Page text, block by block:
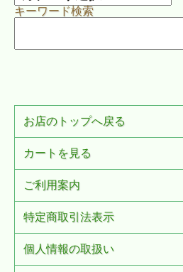
キーワード検索
お店のトップへ戻る
カートを見る
ご利用案内
特定商取引法表示
個人情報の取扱い